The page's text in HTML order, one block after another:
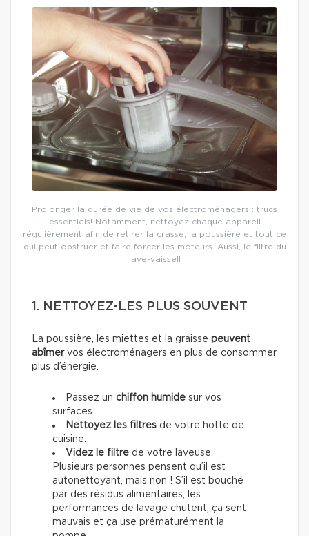
Prolonger la durée de vie de vos électroménagers : trucs
essentiels! Notamment, nettoyez chaque appareil
régulièrement afin de retirer la crasse, la poussière et tout ce
qui peut obstruer et faire forcer les moteurs. Aussi, le filtre du
lave-vaissell
1. NETTOYEZ-LES PLUS SOUVENT
La poussière, les miettes et la graisse peuvent
abîmervos électroménagers en plus de consommer
plus d’énergie.
Passez un chiffon humide sur vos
surfaces.
Nettoyez les filtres de votre hotte de
cuisine.
Videz le filtre de votre laveuse.
Plusieurs personnes pensent qu’il est
autonettoyant, mais non ! S’il est bouché
par des résidus alimentaires, les
performances de lavage chutent, ça sent
mauvais et ça use prématurément la